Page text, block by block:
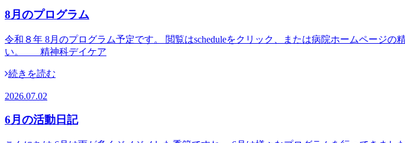
8月のプログラム
令和８年 8月のプログラム予定です。 閲覧はscheduleをクリック、または病院ホームページ
い。 精神科デイケア
続きを読む
2026.07.02
6月の活動日記